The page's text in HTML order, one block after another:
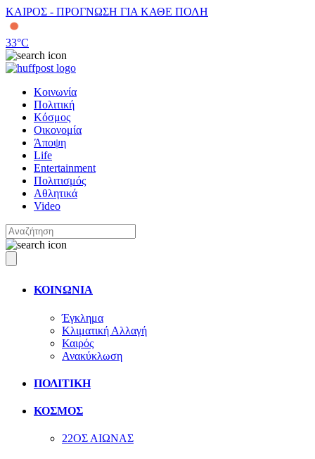
ΚΑΙΡΟΣ - ΠΡΟΓΝΩΣΗ ΓΙΑ ΚΑΘΕ ΠΟΛΗ
33°C
Κοινωνία
Πολιτική
Κόσμος
Οικονομία
Άποψη
Life
Entertainment
Πολιτισμός
Αθλητικά
Video
ΚΟΙΝΩΝΙΑ
Έγκλημα
Κλιματική Αλλαγή
Καιρός
Ανακύκλωση
ΠΟΛΙΤΙΚΗ
ΚΟΣΜΟΣ
22ΟΣ ΑΙΩΝΑΣ